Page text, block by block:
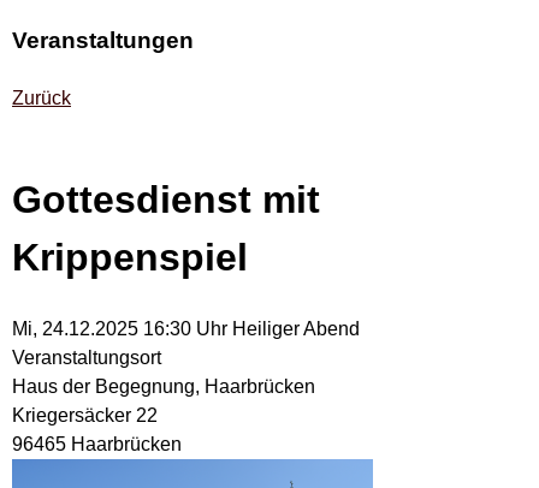
Veranstaltungen
Zurück
Gottesdienst mit
Krippenspiel
Mi, 24.12.2025 16:30 Uhr Heiliger Abend
Veranstaltungsort
Haus der Begegnung, Haarbrücken
Kriegersäcker 22
96465 Haarbrücken